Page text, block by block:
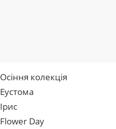
Осіння колекція
Еустома
Ірис
Flower Day